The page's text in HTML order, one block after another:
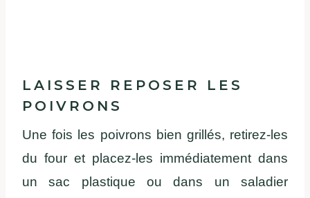
LAISSER REPOSER LES
POIVRONS
Une fois les poivrons bien grillés, retirez-les
du four et placez-les immédiatement dans
un sac plastique ou dans un saladier